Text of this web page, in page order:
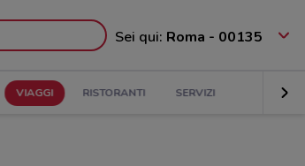
Sei qui: Roma - 00135
VIAGGI RISTORANTI SERVIZI